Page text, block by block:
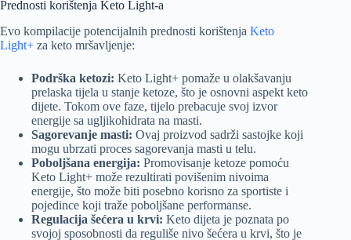
Prednosti korištenja Keto Light-a
Evo kompilacije potencijalnih prednosti korištenja Keto
Light+ za keto mršavljenje:
Podrška ketozi: Keto Light+ pomaže u olakšavanju
prelaska tijela u stanje ketoze, što je osnovni aspekt keto
dijete. Tokom ove faze, tijelo prebacuje svoj izvor
energije sa ugljikohidrata na masti.
Sagorevanje masti: Ovaj proizvod sadrži sastojke koji
mogu ubrzati proces sagorevanja masti u telu.
Poboljšana energija: Promovisanje ketoze pomoću
Keto Light+ može rezultirati povišenim nivoima
energije, što može biti posebno korisno za sportiste i
pojedince koji traže poboljšane performanse.
Regulacija šećera u krvi: Keto dijeta je poznata po
svojoj sposobnosti da reguliše nivo šećera u krvi, što je